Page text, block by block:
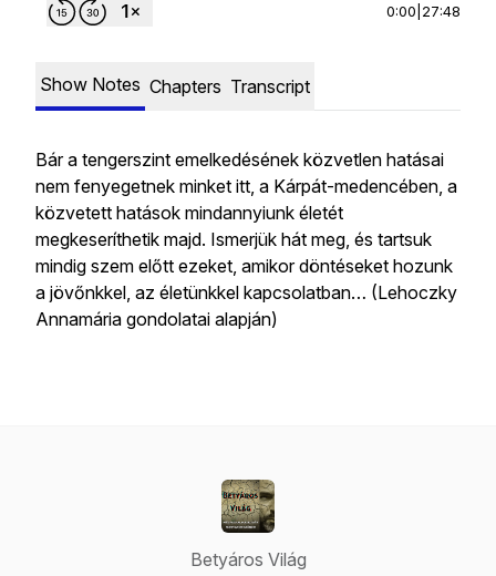
0:00 27:48
Show Notes Chapters Transcript
Bár a tengerszint emelkedésének közvetlen hatásai
nem fenyegetnek minket itt, a Kárpát-medencében, a
közvetett hatások mindannyiunk életét
megkeseríthetik majd. Ismerjük hát meg, és tartsuk
mindig szem előtt ezeket, amikor döntéseket hozunk
a jövőnkkel, az életünkkel kapcsolatban… (Lehoczky
Annamária gondolatai alapján)
Betyáros Világ